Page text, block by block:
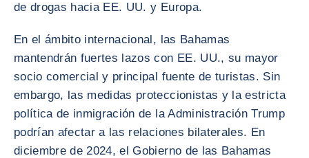
de drogas hacia EE. UU. y Europa.
En el ámbito internacional, las Bahamas
mantendrán fuertes lazos con EE. UU., su mayor
socio comercial y principal fuente de turistas. Sin
embargo, las medidas proteccionistas y la estricta
política de inmigración de la Administración Trump
podrían afectar a las relaciones bilaterales. En
diciembre de 2024, el Gobierno de las Bahamas